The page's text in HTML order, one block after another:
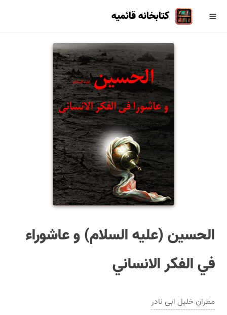
کتابخانه قائمیه
الحسين (عليه السلام) و عاشوراء
في الفكر الانساني
مطران خلیل ابی نادر